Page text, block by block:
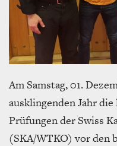
Am Samstag, 01.
ausklingenden Jahr
Prüfungen der Swiss
(SKA/WTKO) vor den